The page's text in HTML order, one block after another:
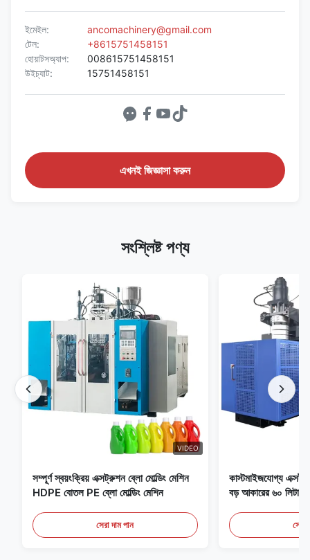
ইমেইল:
ancomachinery@gmail.com
টেল:
+8615751458151
হোয়াটসঅ্যাপ:
008615751458151
উইচ্যাট:
15751458151
এখনই জিজ্ঞাসা করুন
সংশ্লিষ্ট পণ্য
VIDEO
সম্পূর্ণ স্বয়ংক্রিয় এক্সট্রুশন ব্লো মোল্ডিং মেশিন
HDPE বোতল PE ব্লো মোল্ডিং মেশিন
সেরা দাম পান
কাস্টমাইজযোগ্য
বড় আকারের ৬০ লিটার
সেরা